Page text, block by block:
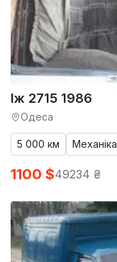
Іж 2715 1986
Одеса
5 000 км Механіка
1100 $49234 ₴